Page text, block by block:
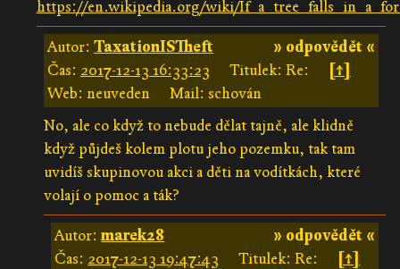
https://en.wikipedia.org/wiki/
» odpovědět «
Autor: TaxationISTheft
Čas: 2017-12-13 16:33:23 Titulek: Re:
[↑]
Web: neuveden
Mail: schován
No, ale co když to nebude dělat tajně, ale klidně
když půjdeš kolem plotu jeho pozemku, tak tam
uvidíš skupinovou akci a děti na vodítkách, které
volají o pomoc a ták?
» odpovědět «
Autor:marek28
Čas: 2017-12-13 19:47:43 Titulek: Re:
[↑]